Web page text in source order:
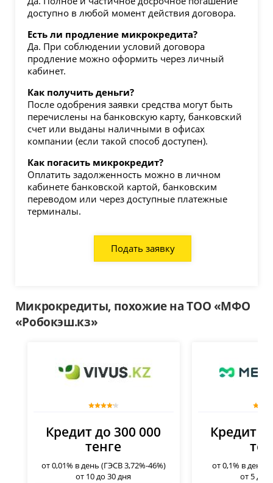
доступно в любой момент действия договора.
Есть ли продление микрокредита?
Да. При соблюдении условий договора
продление можно оформить через личный
кабинет.
Как получить деньги?
После одобрения заявки средства могут быть
перечислены на банковскую карту, банковский
счет или выданы наличными в офисах
компании (если такой способ доступен).
Как погасить микрокредит?
Оплатить задолженность можно в личном
кабинете банковской картой, банковским
переводом или через доступные платежные
терминалы.
Подать заявку
Микрокредиты, похожие на ТОО «МФО
«Робокэш.кз»
Кредит до 300 000
тенге
от 0,01% в день (ГЭСВ 3,72%-46%)
от 10 до 30 дня
Кредит
от 0,1% в день
от 5 до